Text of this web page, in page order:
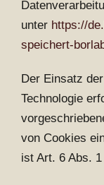
unter https://
speichert-
Der Einsatz
Technologie
von Cookies
ist Art. 6 Abs.